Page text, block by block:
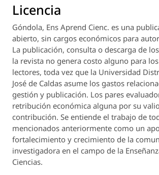
Licencia
Góndola, Ens Aprend Cienc. es una
abierto, sin cargos económicos para
La publicación, consulta o descarga de
la revista no genera costo alguno para
lectores, toda vez que la Universidad
José de Caldas asume los gastos
gestión y publicación. Los pares
retribución económica alguna por su
contribución. Se entiende el trabajo de
mencionados anteriormente como un
fortalecimiento y crecimiento de la
investigadora en el campo de la
Ciencias.